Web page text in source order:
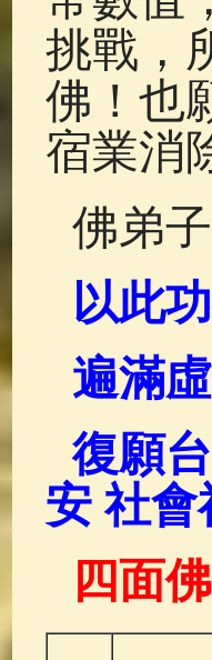
挑戰，
佛！也
宿業消
佛弟
以此
遍滿
復願
安 社會
四面